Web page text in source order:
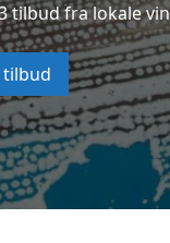
tilbud fra lokale